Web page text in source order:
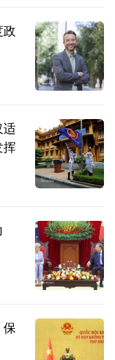
适
挥